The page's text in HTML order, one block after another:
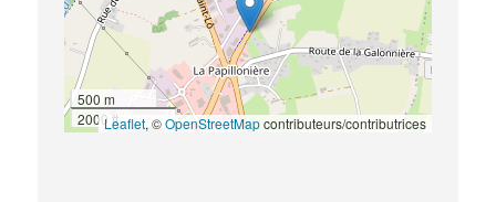
500 m
2000 ftLeaflet, ©OpenStreetMapcontributeurs/contributrices